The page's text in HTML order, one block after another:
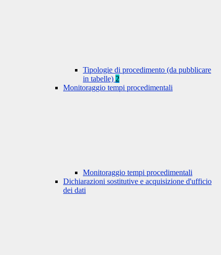
Tipologie di procedimento (da pubblicare
in tabelle) 2
Monitoraggio tempi procedimentali
Monitoraggio tempi procedimentali
Dichiarazioni sostitutive e acquisizione d'ufficio
dei dati